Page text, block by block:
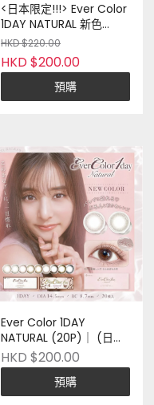
<日本限定!!!> Ever Color
1DAY NATURAL 新色
(20P)｜(日本品牌)
HKD $220.00
HKD $200.00
預購
Ever Color 1DAY
NATURAL (20P)｜ (日本
品牌)
HKD $200.00
預購